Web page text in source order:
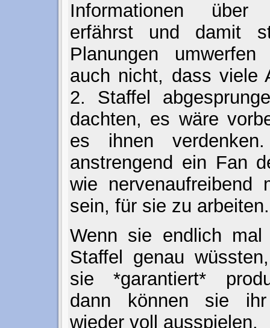
Informationen
erfährst und damit
Planungen
auch nicht, dass viele
2. Staffel
dachten, es wäre
es ihnen
anstrengend ein Fan
wie
sein, für sie zu arbeiten.
Wenn sie endlich
Staffel genau
sie *garantiert*
dann können sie
wieder voll ausspielen.